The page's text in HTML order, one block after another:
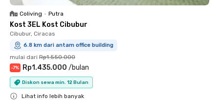
Coliving • Putra
Kost 3EL Kost Cibubur
Cibubur, Ciracas
6.8 km dari antam office building
mulai dari Rp1.550.000
-7% Rp1.435.000 /bulan
Diskon sewa min. 12 Bulan
Lihat info lebih banyak